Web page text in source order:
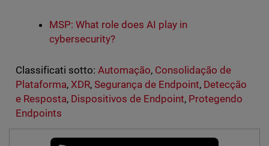
MSP: What role does AI play in
cybersecurity?
Classificati sotto: Automação, Consolidação de
Plataforma, XDR, Segurança de Endpoint, Detecção
e Resposta, Dispositivos de Endpoint, Protegendo
Endpoints